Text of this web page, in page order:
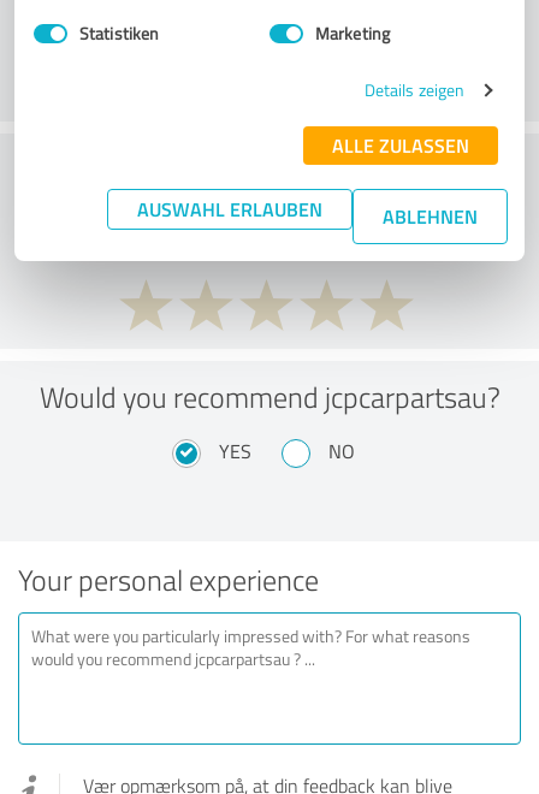
Statistiken Marketing
Details zeigen
ALLE ZULASSEN
AUSWAHL ERLAUBEN ABLEHNEN
What do you think of the price to
performance ratio?
Would you recommend jcpcarpartsau?
YES NO
Your personal experience
Vær opmærksom på, at din feedback kan blive